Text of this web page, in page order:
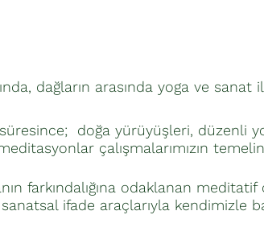
dağların arasında yoga ve
doğa yürüyüşleri, düzenli
çalışmalarımızın
farkındalığına odaklanan
ifade araçlarıyla kendimizle